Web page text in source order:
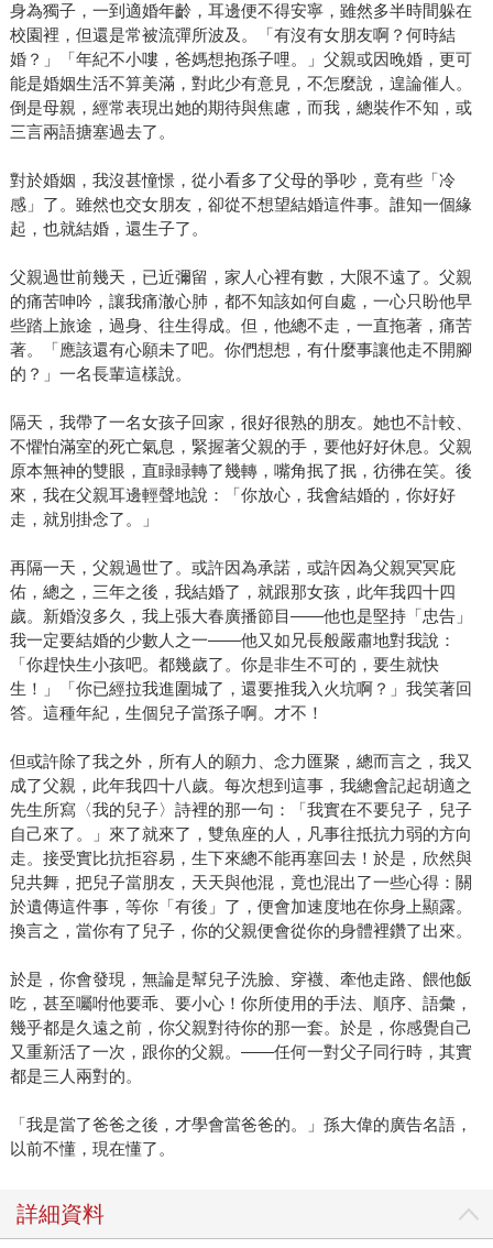
身為獨子，一到適婚年齡，耳邊便不得安寧，雖然多半時間躲在
校園裡，但還是常被流彈所波及。「有沒有女朋友啊？何時結
婚？」「年紀不小嘍，爸媽想抱孫子哩。」父親或因晚婚，更可
能是婚姻生活不算美滿，對此少有意見，不怎麼說，遑論催人。
倒是母親，經常表現出她的期待與焦慮，而我，總裝作不知，或
三言兩語搪塞過去了。
對於婚姻，我沒甚憧憬，從小看多了父母的爭吵，竟有些「冷
感」了。雖然也交女朋友，卻從不想望結婚這件事。誰知一個緣
起，也就結婚，還生子了。
父親過世前幾天，已近彌留，家人心裡有數，大限不遠了。父親
的痛苦呻吟，讓我痛澈心肺，都不知該如何自處，一心只盼他早
些踏上旅途，過身、往生得成。但，他總不走，一直拖著，痛苦
著。「應該還有心願未了吧。你們想想，有什麼事讓他走不開腳
的？」一名長輩這樣說。
隔天，我帶了一名女孩子回家，很好很熟的朋友。她也不計較、
不懼怕滿室的死亡氣息，緊握著父親的手，要他好好休息。父親
原本無神的雙眼，直睩睩轉了幾轉，嘴角抿了抿，彷彿在笑。後
來，我在父親耳邊輕聲地說：「你放心，我會結婚的，你好好
走，就別掛念了。」
再隔一天，父親過世了。或許因為承諾，或許因為父親冥冥庇
佑，總之，三年之後，我結婚了，就跟那女孩，此年我四十四
歲。新婚沒多久，我上張大春廣播節目——他也是堅持「忠告」
我一定要結婚的少數人之一——他又如兄長般嚴肅地對我說：
「你趕快生小孩吧。都幾歲了。你是非生不可的，要生就快
生！」「你已經拉我進圍城了，還要推我入火坑啊？」我笑著回
答。這種年紀，生個兒子當孫子啊。才不！
但或許除了我之外，所有人的願力、念力匯聚，總而言之，我又
成了父親，此年我四十八歲。每次想到這事，我總會記起胡適之
先生所寫〈我的兒子〉詩裡的那一句：「我實在不要兒子，兒子
自己來了。」來了就來了，雙魚座的人，凡事往抵抗力弱的方向
走。接受實比抗拒容易，生下來總不能再塞回去！於是，欣然與
兒共舞，把兒子當朋友，天天與他混，竟也混出了一些心得：關
於遺傳這件事，等你「有後」了，便會加速度地在你身上顯露。
換言之，當你有了兒子，你的父親便會從你的身體裡鑽了出來。
於是，你會發現，無論是幫兒子洗臉、穿襪、牽他走路、餵他飯
吃，甚至囑咐他要乖、要小心！你所使用的手法、順序、語彙，
幾乎都是久遠之前，你父親對待你的那一套。於是，你感覺自己
又重新活了一次，跟你的父親。——任何一對父子同行時，其實
都是三人兩對的。
「我是當了爸爸之後，才學會當爸爸的。」孫大偉的廣告名語，
以前不懂，現在懂了。
詳細資料